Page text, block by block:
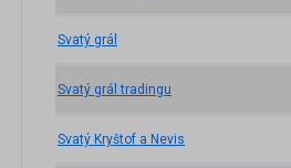
Svatý grál
Svatý grál tradingu
Svatý Kryštof a Nevis